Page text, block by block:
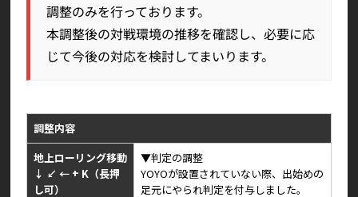
調整のみを行っております。
本調整後の対戦環境の推移を確認し、必要に応
じて今後の対応を検討してまいります。
調整内容
地上ローリング移動
↓ ↙ ← + K（長押
し可）
▼判定の調整
YOYOが設置されていない際、出始めの
足元にやられ判定を付与しました。